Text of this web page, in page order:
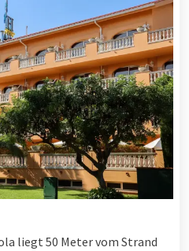
liegt 50 Meter vom Strand